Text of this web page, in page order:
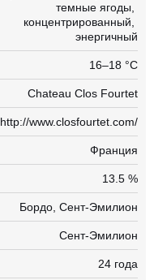
темные ягоды
концентрированный
энергичный
16–18 °С
Chateau Clos Fourtet
http://www.closfourtet.com/
Франция
13.5 %
Бордо, Сент-Эмилион
Сент-Эмилион
24 года